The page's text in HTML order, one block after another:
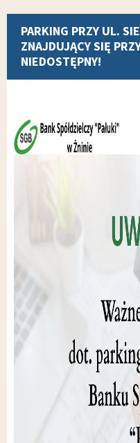
PARKING PRZY UL.
ZNAJDUJĄCY SIĘ
NIEDOSTĘPNY!